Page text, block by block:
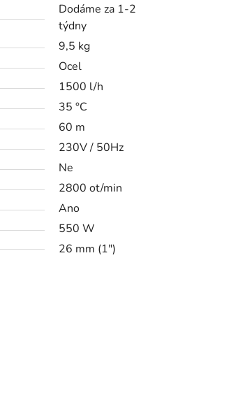
Dodáme za 1-2
týdny
9,5 kg
Ocel
1500 l/h
35 °C
60 m
230V / 50Hz
Ne
2800 ot/min
Ano
550 W
26 mm (1")